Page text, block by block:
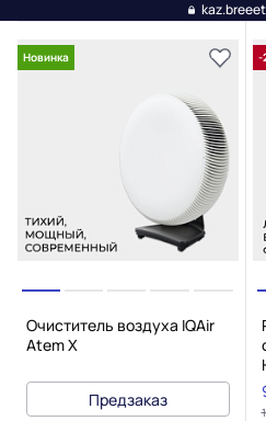
Новинка
Очиститель воздуха IQAir
Atem X
Предзаказ
-